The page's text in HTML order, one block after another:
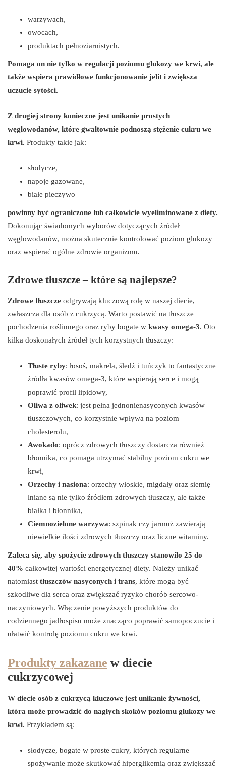
warzywach,
owocach,
produktach pełnoziarnistych.
Pomaga on nie tylko w regulacji poziomu glukozy we krwi, ale
także wspiera prawidłowe funkcjonowanie jelit i zwiększa
uczucie sytości.
Z drugiej strony konieczne jest unikanie prostych
węglowodanów, które gwałtownie podnoszą stężenie cukru we
krwi. Produkty takie jak:
słodycze,
napoje gazowane,
białe pieczywo
powinny być ograniczone lub całkowicie wyeliminowane z diety.
Dokonując świadomych wyborów dotyczących źródeł
węglowodanów, można skutecznie kontrolować poziom glukozy
oraz wspierać ogólne zdrowie organizmu.
Zdrowe tłuszcze – które są najlepsze?
Zdrowe tłuszcze odgrywają kluczową rolę w naszej diecie,
zwłaszcza dla osób z cukrzycą. Warto postawić na tłuszcze
pochodzenia roślinnego oraz ryby bogate w kwasy omega-3. Oto
kilka doskonałych źródeł tych korzystnych tłuszczy:
Tłuste ryby: łosoś, makrela, śledź i tuńczyk to fantastyczne
źródła kwasów omega-3, które wspierają serce i mogą
poprawić profil lipidowy,
Oliwa z oliwek: jest pełna jednonienasyconych kwasów
tłuszczowych, co korzystnie wpływa na poziom
cholesterolu,
Awokado: oprócz zdrowych tłuszczy dostarcza również
błonnika, co pomaga utrzymać stabilny poziom cukru we
krwi,
Orzechy i nasiona: orzechy włoskie, migdały oraz siemię
lniane są nie tylko źródłem zdrowych tłuszczy, ale także
białka i błonnika,
Ciemnozielone warzywa: szpinak czy jarmuż zawierają
niewielkie ilości zdrowych tłuszczy oraz liczne witaminy.
Zaleca się, aby spożycie zdrowych tłuszczy stanowiło 25 do
40% całkowitej wartości energetycznej diety. Należy unikać
natomiast tłuszczów nasyconych i trans, które mogą być
szkodliwe dla serca oraz zwiększać ryzyko chorób sercowo-
naczyniowych. Włączenie powyższych produktów do
codziennego jadłospisu może znacząco poprawić samopoczucie i
ułatwić kontrolę poziomu cukru we krwi.
Produkty zakazane w diecie
cukrzycowej
W diecie osób z cukrzycą kluczowe jest unikanie żywności,
która może prowadzić do nagłych skoków poziomu glukozy we
krwi. Przykładem są:
słodycze, bogate w proste cukry, których regularne
spożywanie może skutkować hiperglikemią oraz zwiększać